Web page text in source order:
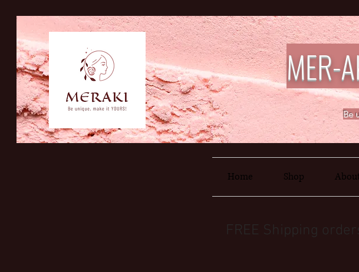
MER-
Be
Home Shop
FREE Shipping